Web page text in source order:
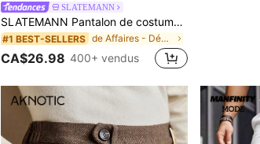
SLATEMANN
SLATEMANN Pantalon de costume noir élégant pour homme, pantalon de ville de designer, style décontracté chic et formel, effet drapé, pour cérémonie
#1 BEST-SELLERS de Affaires - Déplacements professionnels Pantalon
CA$26.98 400+ vendus